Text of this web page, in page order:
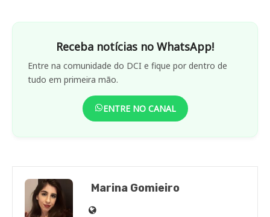
Receba notícias no WhatsApp!
Entre na comunidade do DCI e fique por dentro de
tudo em primeira mão.
ENTRE NO CANAL
Marina Gomieiro
Site